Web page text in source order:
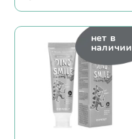
нет в
наличии